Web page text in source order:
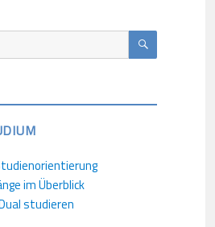
SUCHEN
im Überblick
studieren